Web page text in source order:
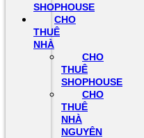
SHOPHOUSE
CHO
THUÊ
NHÀ
CHO
THUÊ
SHOPHOUSE
CHO
THUÊ
NHÀ
NGUYÊN